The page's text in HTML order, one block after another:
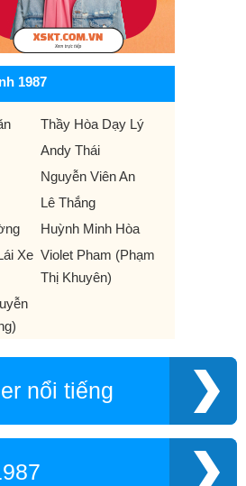
1987
Thầy Hòa Dạy Lý
Andy Thái
Nguyễn Viên An
Lê Thắng
Huỳnh Minh Hòa
Xe Violet Pham (Phạm
Thị Khuyên)
nổi tiếng